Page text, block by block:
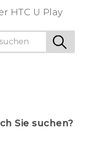
HTC U Play
Sie suchen?